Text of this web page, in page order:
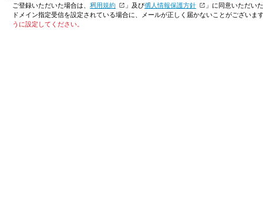
ご登録いただいた場合は、「利用規約 」及び「個人情報保護方針
」に同意いただい
ドメイン指定受信を設定されている場合に、メールが正しく届かないことがございます
うに設定してください。